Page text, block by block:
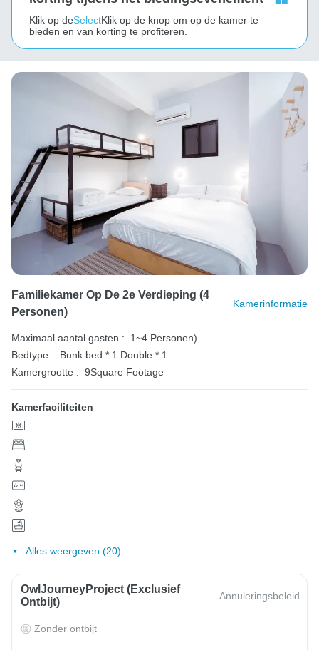
Klik op deSelectKlik op de knop om op de kamer te
bieden en van korting te profiteren.
Familiekamer Op De 2e Verdieping (4
Personen)
Kamerinformatie
Maximaal aantal gasten :
1~4 Personen)
Bedtype :
Bunk bed * 1 Double * 1
Kamergrootte : 9Square Footage
Kamerfaciliteiten
Alles weergeven (20)
OwlJourneyProject (exclusief
Ontbijt)
Annuleringsbeleid
Zonder ontbijt